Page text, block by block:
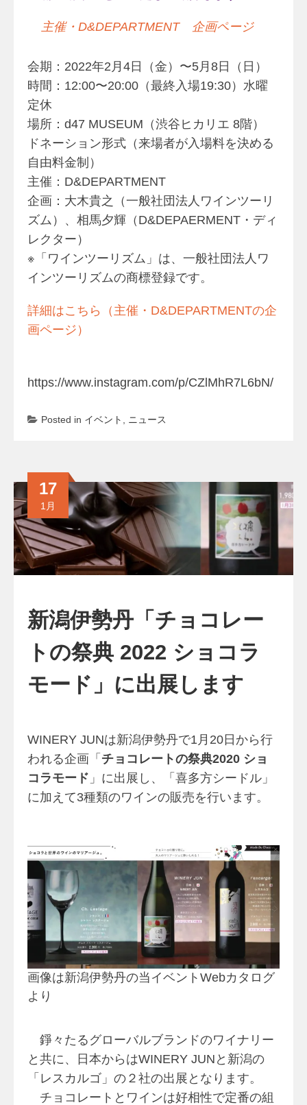
主催・D&DEPARTMENT 企画ページ
会期：2022年2月4日（金）〜5月8日（日）
時間：12:00〜20:00（最終入場19:30）水曜
定休
場所：d47 MUSEUM（渋谷ヒカリエ 8階）
ドネーション形式（来場者が入場料を決める
自由料金制）
主催：D&DEPARTMENT
企画：大木貴之（一般社団法人ワインツーリ
ズム）、相馬夕輝（D&DEPAERMENT・ディ
レクター）
※「ワインツーリズム」は、一般社団法人ワ
インツーリズムの商標登録です。
詳細はこちら（主催・D&DEPARTMENTの企
画ページ）
https://www.instagram.com/p/CZlMhR7L6bN/
Posted in イベント ニュース
新潟伊勢丹「チョコレー
トの祭典 2022 ショコラ
モード」に出展します
17
1月
WINERY JUNは新潟伊勢丹で1月20日から行
われる企画「 チョコレートの祭典2020 ショ
コラモード 」に出展し、「喜多方シードル」
に加えて3種類のワインの販売を行います。
画像は新潟伊勢丹の当イベントWebカタログ
より
錚々たるグローバルブランドのワイナリー
と共に、日本からはWINERY JUNと新潟の
「レスカルゴ」の２社の出展となります。
チョコレートとワインは好相性で定番の組